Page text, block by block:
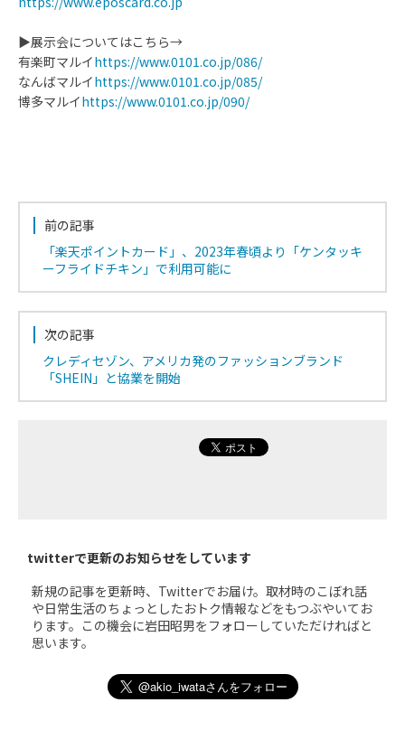
▶展示会についてはこちら→
有楽町マルイhttps://www.0101.co.jp/086/
なんばマルイhttps://www.0101.co.jp/085/
博多マルイhttps://www.0101.co.jp/090/
前の記事
「楽天ポイントカード」、2023年春頃より「ケンタッキ
ーフライドチキン」で利用可能に
次の記事
クレディセゾン、アメリカ発のファッションブランド
「SHEIN」と協業を開始
twitterで更新のお知らせをしています
新規の記事を更新時、Twitterでお届け。取材時のこぼれ話
や日常生活のちょっとしたおトク情報などをもつぶやいてお
ります。この機会に岩田昭男をフォローしていただければと
思います。